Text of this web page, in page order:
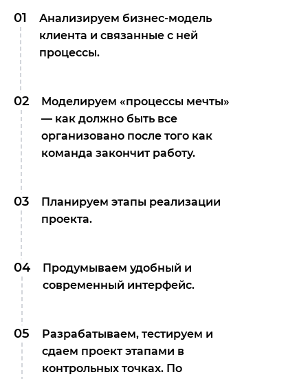
01
Анализируем бизнес-модель
клиента и связанные с ней
процессы.
02
Моделируем «процессы мечты»
— как должно быть все
организовано после того как
команда закончит работу.
03
Планируем этапы реализации
проекта.
04
Продумываем удобный и
современный интерфейс.
05
Разрабатываем, тестируем и
сдаем проект этапами в
контрольных точках. По